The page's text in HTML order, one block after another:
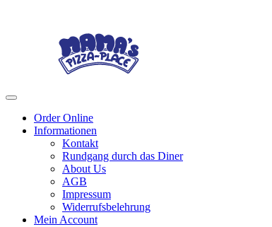
Menu
Order Online
Informationen
Kontakt
Rundgang durch das Diner
About Us
AGB
Impressum
Widerrufsbelehrung
Mein Account